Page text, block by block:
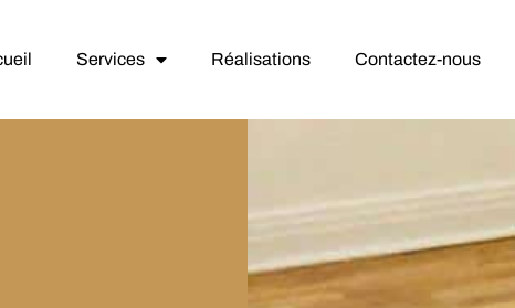
Services Réalisations Contactez-nous